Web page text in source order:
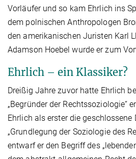
Vorläufer und so kam Ehrlich ins
dem polnischen Anthropologen
den amerikanischen Juristen Karl
Adamson Hoebel wurde er zum
Ehrlich – ein Klassiker?
Dreißig Jahre zuvor hatte Ehrlich
„Begründer der Rechtssoziologie“
Ehrlich als erster die geschlossene
„Grundlegung der Soziologie des
entwarf er den Begriff des